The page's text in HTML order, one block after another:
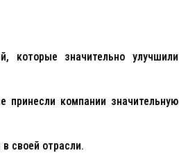
которые значительно улучшили
принесли компании значительную
своей отрасли.